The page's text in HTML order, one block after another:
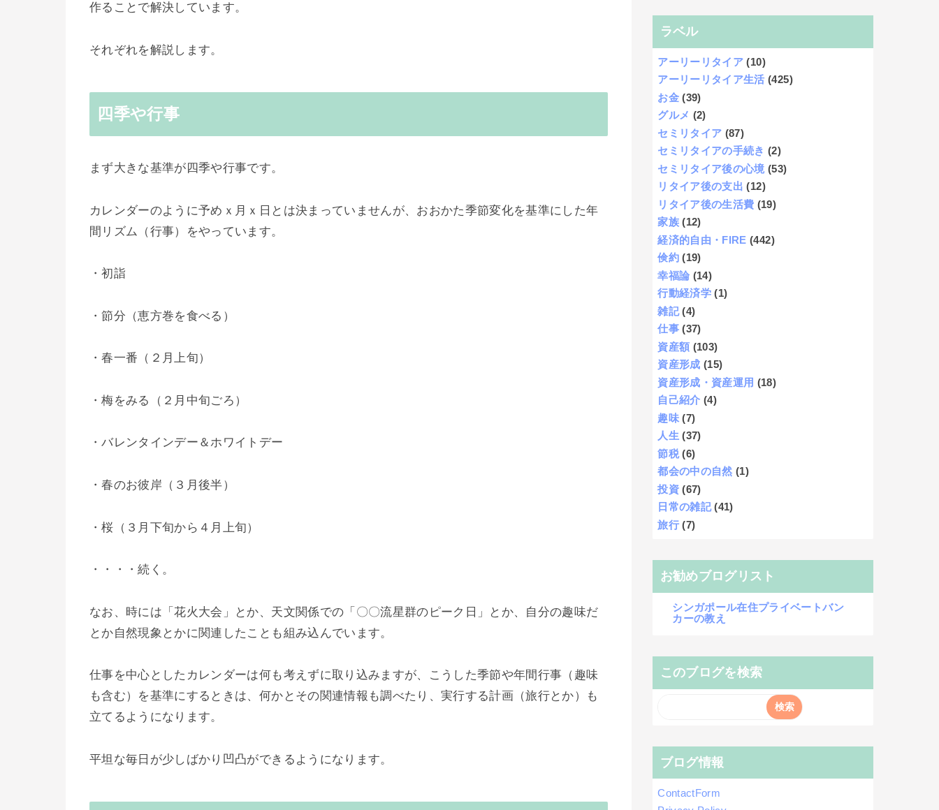
作ることで解決しています。
それぞれを解説します。
四季や行事
まず大きな基準が四季や行事です。
カレンダーのように予めｘ月ｘ日とは決まっていませんが、おおかた季節変化を基準にした年
間リズム（行事）をやっています。
・初詣
・節分（恵方巻を食べる）
・春一番（２月上旬）
・梅をみる（２月中旬ごろ）
・バレンタインデー＆ホワイトデー
・春のお彼岸（３月後半）
・桜（３月下旬から４月上旬）
・・・・続く。
なお、時には「花火大会」とか、天文関係での「〇〇流星群のピーク日」とか、自分の趣味だ
とか自然現象とかに関連したことも組み込んでいます。
仕事を中心としたカレンダーは何も考えずに取り込みますが、こうした季節や年間行事（趣味
も含む）を基準にするときは、何かとその関連情報も調べたり、実行する計画（旅行とか）も
立てるようになります。
平坦な毎日が少しばかり凹凸ができるようになります。
ラベル
アーリーリタイア (10)
アーリーリタイア生活 (425)
お金 (39)
グルメ (2)
セミリタイア (87)
セミリタイアの手続き (2)
セミリタイア後の心境 (53)
リタイア後の支出 (12)
リタイア後の生活費 (19)
家族 (12)
経済的自由・FIRE (442)
倹約 (19)
幸福論 (14)
行動経済学 (1)
雑記 (4)
仕事 (37)
資産額 (103)
資産形成 (15)
資産形成・資産運用 (18)
自己紹介 (4)
趣味 (7)
人生 (37)
節税 (6)
都会の中の自然 (1)
投資 (67)
日常の雑記 (41)
旅行 (7)
お勧めブログリスト
シンガポール在住プライベートバン
カーの教え
このブログを検索
ブログ情報
ContactForm